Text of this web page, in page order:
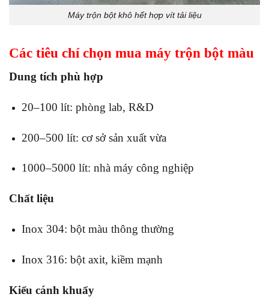
Máy trộn bột khô hết hợp vít tải liệu
Các tiêu chí chọn mua máy trộn bột màu
Dung tích phù hợp
20–100 lít: phòng lab, R&D
200–500 lít: cơ sở sản xuất vừa
1000–5000 lít: nhà máy công nghiệp
Chất liệu
Inox 304: bột màu thông thường
Inox 316: bột axit, kiềm mạnh
Kiểu cánh khuấy